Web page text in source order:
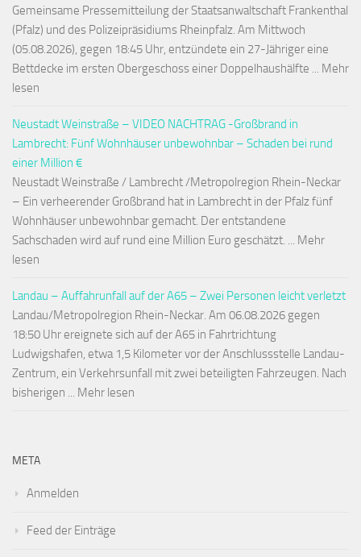
Gemeinsame Pressemitteilung der Staatsanwaltschaft Frankenthal
(Pfalz) und des Polizeipräsidiums Rheinpfalz. Am Mittwoch
(05.08.2026), gegen 18:45 Uhr, entzündete ein 27-Jähriger eine
Bettdecke im ersten Obergeschoss einer Doppelhaushälfte ... Mehr
lesen
Neustadt Weinstraße – VIDEO NACHTRAG -Großbrand in
Lambrecht: Fünf Wohnhäuser unbewohnbar – Schaden bei rund
einer Million €
Neustadt Weinstraße / Lambrecht /Metropolregion Rhein-Neckar
– Ein verheerender Großbrand hat in Lambrecht in der Pfalz fünf
Wohnhäuser unbewohnbar gemacht. Der entstandene
Sachschaden wird auf rund eine Million Euro geschätzt. ... Mehr
lesen
Landau – Auffahrunfall auf der A65 – Zwei Personen leicht verletzt
Landau/Metropolregion Rhein-Neckar. Am 06.08.2026 gegen
18:50 Uhr ereignete sich auf der A65 in Fahrtrichtung
Ludwigshafen, etwa 1,5 Kilometer vor der Anschlussstelle Landau-
Zentrum, ein Verkehrsunfall mit zwei beteiligten Fahrzeugen. Nach
bisherigen ... Mehr lesen
META
Anmelden
Feed der Einträge